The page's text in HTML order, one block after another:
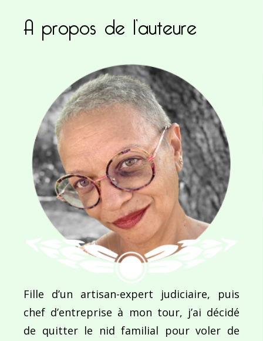
Enregistrer mon nom, mon e-mail et mon site dans le navigateur pour mon prochain commentaire.
A propos de l’auteure
Fille d’un artisan-expert judiciaire, puis
chef d’entreprise à mon tour, j’ai décidé
de quitter le nid familial pour voler de